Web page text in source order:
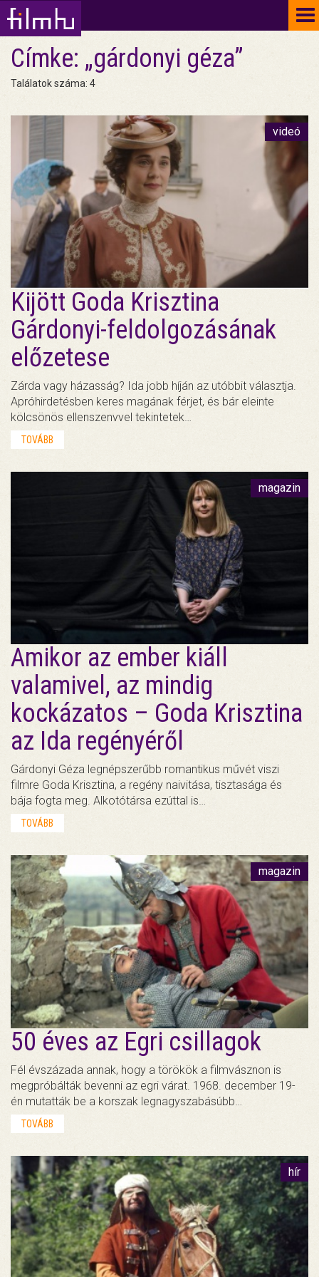
Címke: „gárdonyi géza”
Találatok száma: 4
videó
Kijött Goda Krisztina
Gárdonyi-feldolgozásának
előzetese
Zárda vagy házasság? Ida jobb híján az utóbbit választja.
Apróhirdetésben keres magának férjet, és bár eleinte
kölcsönös ellenszenvvel tekintetek…
TOVÁBB
magazin
Amikor az ember kiáll
valamivel, az mindig
kockázatos – Goda Krisztina
az Ida regényéről
Gárdonyi Géza legnépszerűbb romantikus művét viszi
filmre Goda Krisztina, a regény naivitása, tisztasága és
bája fogta meg. Alkotótársa ezúttal is…
TOVÁBB
magazin
50 éves az Egri csillagok
Fél évszázada annak, hogy a törökök a filmvásznon is
megpróbálták bevenni az egri várat. 1968. december 19-
én mutatták be a korszak legnagyszabásúbb…
TOVÁBB
hír